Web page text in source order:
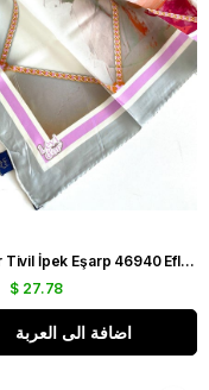
Levidor Tivil İpek Eşarp 46940 Eflatun Karışık Desen
$ 27.78
اضافة الى العربة